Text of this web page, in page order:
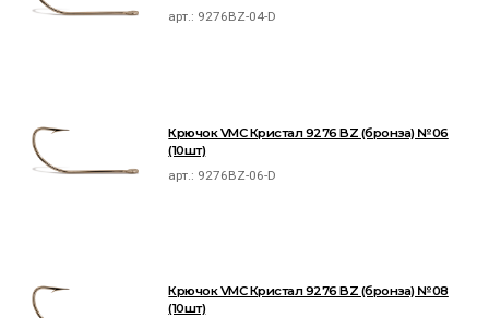
арт.: 9276BZ-04-D
Крючок VMC Кристал 9276 BZ (бронза) №06
(10шт)
арт.: 9276BZ-06-D
Крючок VMC Кристал 9276 BZ (бронза) №08
(10шт)